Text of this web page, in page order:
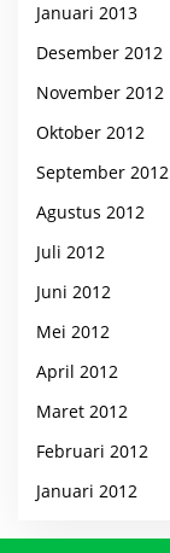
Januari 2013
Desember 2012
November 2012
Oktober 2012
September 2012
Agustus 2012
Juli 2012
Juni 2012
Mei 2012
April 2012
Maret 2012
Februari 2012
Januari 2012